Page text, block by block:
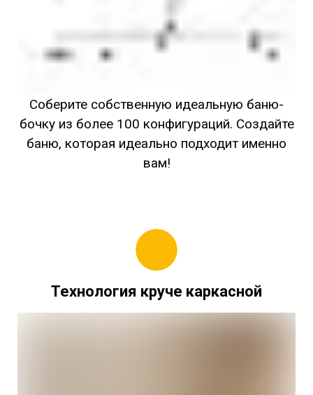
Соберите собственную идеальную баню-
бочку из более 100 конфигураций. Создайте
баню, которая идеально подходит именно
вам!
Технология круче каркасной